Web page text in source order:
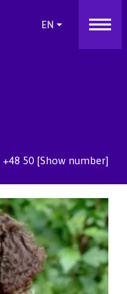
+48 50 [Show number]